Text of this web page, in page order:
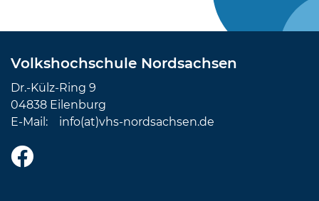
Volkshochschule Nordsachsen
Dr.-Külz-Ring 9
04838 Eilenburg
E-Mail: info(at)vhs-nordsachsen.de